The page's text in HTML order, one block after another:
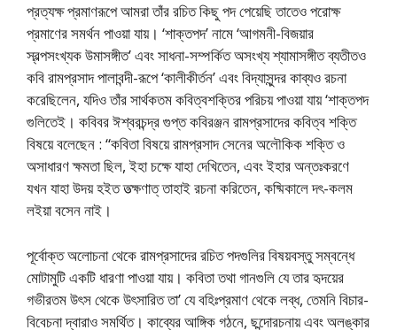
প্রত্যক্ষ প্রমাণরূপে আমরা তাঁর রচিত কিছু পদ পেয়েছি তাতেও পরোক্ষ
প্রমাণের সমর্থন পাওয়া যায়। ‘শাক্তপদ’ নামে ‘আগমনী-বিজয়ার
স্বল্পসংখ্যক উমাসঙ্গীত’ এবং সাধনা-সম্পর্কিত অসংখ্য শ্যামাসঙ্গীত ব্যতীতও
কবি রামপ্রসাদ পালাবন্দী-রূপে ‘কালীকীর্তন’ এবং বিদ্যাসুন্দর কাব্যও রচনা
করেছিলেন, যদিও তাঁর সার্থকতম কবিত্বশক্তির পরিচয় পাওয়া যায় ‘শাক্তপদ
গুলিতেই। কবিবর ঈশ্বরচন্দ্র গুপ্ত কবিরঞ্জন রামপ্রসাদের কবিত্ব শক্তি
বিষয়ে বলেছেন : “কবিতা বিষয়ে রামপ্রসাদ সেনের অলৌকিক শক্তি ও
অসাধারণ ক্ষমতা ছিল, ইহা চক্ষে যাহা দেখিতেন, এবং ইহার অন্তঃকরণে
যখন যাহা উদয় হইত তত্ক্ষণাত্ তাহাই রচনা করিতেন, কষ্মিকালে দৎ-কলম
লইয়া বসেন নাই।
পূর্বোক্ত অলোচনা থেকে রামপ্রসাদের রচিত পদগুলির বিষয়বস্তু সম্বন্ধে
মোটামুটি একটি ধারণা পাওয়া যায়। কবিতা তথা গানগুলি যে তার হৃদয়ের
গভীরতম উৎস থেকে উৎসারিত তা’ যে বহিঃপ্রমাণ থেকে লব্ধ, তেমনি বিচার-
বিবেচনা দ্বারাও সমর্থিত। কাব্যের আঙ্গিক গঠনে, ছন্দোরচনায় এবং অলঙ্কার